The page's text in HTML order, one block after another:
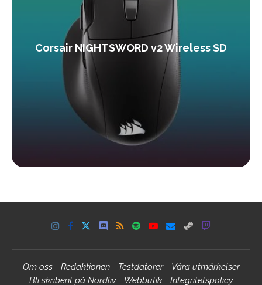
Corsair NIGHTSWORD v2 Wireless SD
Om oss Redaktionen Testdatorer
Våra utmärkelser
Bli skribent på Nördliv
Webbutik Integritetspolicy